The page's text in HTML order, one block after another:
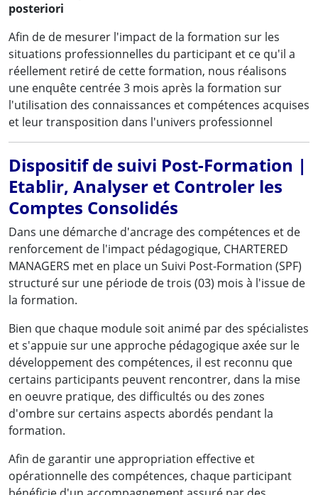
posteriori
Afin de de mesurer l'impact de la formation sur les
situations professionnelles du participant et ce qu'il a
réellement retiré de cette formation, nous réalisons
une enquête centrée 3 mois après la formation sur
l'utilisation des connaissances et compétences acquises
et leur transposition dans l'univers professionnel
Dispositif de suivi Post-Formation |
Etablir, Analyser et Controler les
Comptes Consolidés
Dans une démarche d'ancrage des compétences et de
renforcement de l'impact pédagogique, CHARTERED
MANAGERS met en place un Suivi Post-Formation (SPF)
structuré sur une période de trois (03) mois à l'issue de
la formation.
Bien que chaque module soit animé par des spécialistes
et s'appuie sur une approche pédagogique axée sur le
développement des compétences, il est reconnu que
certains participants peuvent rencontrer, dans la mise
en oeuvre pratique, des difficultés ou des zones
d'ombre sur certains aspects abordés pendant la
formation.
Afin de garantir une appropriation effective et
opérationnelle des compétences, chaque participant